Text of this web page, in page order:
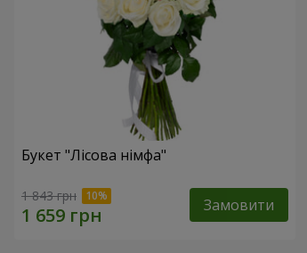
Букет "Лісова німфа"
1 843 грн Замовити